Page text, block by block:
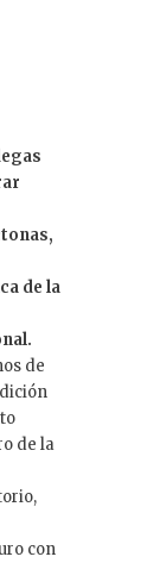
de la
de
de la
con